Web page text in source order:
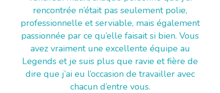
rencontrée n’était pas seulement polie,
professionnelle et serviable, mais également
passionnée par ce qu’elle faisait si bien. Vous
avez vraiment une excellente équipe au
Legends et je suis plus que ravie et fière de
dire que j’ai eu l’occasion de travailler avec
chacun d’entre vous.